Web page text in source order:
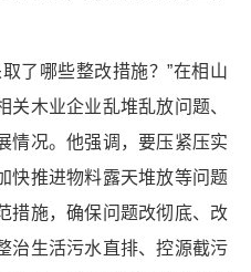
了哪些整改措施？”在相山
关木业企业乱堆乱放问题、
情况。他强调，要压紧压实
快推进物料露天堆放等问题
措施，确保问题改彻底、改
治生活污水直排、控源截污